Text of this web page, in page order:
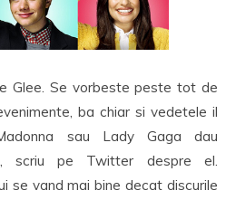
Glee. Se vorbeste peste tot de
ba chiar si vedetele il
sau Lady Gaga dau
scriu pe Twitter despre el.
se vand mai bine decat discurile